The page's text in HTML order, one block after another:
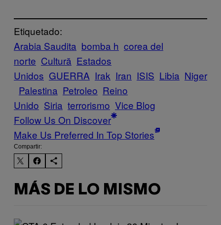
Etiquetado:
Arabia Saudita bomba h corea del
norte Cultură Estados
Unidos GUERRA Irak Iran ISIS Libia Niger
Palestina Petroleo Reino
Unido Siria terrorismo Vice Blog
Follow Us On Discover
Make Us Preferred In Top Stories
Compartir:
MÁS DE LO MISMO